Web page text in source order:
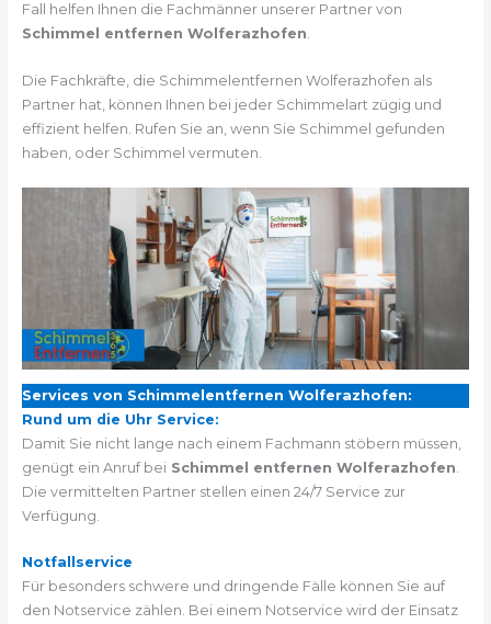
Fall helfen Ihnen die Fachmänner unserer Partner von
Schimmel entfernen Wolferazhofen.
Die Fachkräfte, die Schimmelentfernen Wolferazhofen als
Partner hat, können Ihnen bei jeder Schimmelart zügig und
effizient helfen. Rufen Sie an, wenn Sie Schimmel gefunden
haben, oder Schimmel vermuten.
Services von Schimmelentfernen Wolferazhofen:
Rund um die Uhr Service:
Damit Sie nicht lange nach einem Fachmann stöbern müssen,
genügt ein Anruf bei Schimmel entfernen Wolferazhofen
Die vermittelten Partner stellen einen 24/7 Service zur
Verfügung.
Notfallservice
Für besonders schwere und dringende Fälle können Sie auf
den Notservice zählen. Bei einem Notservice wird der Einsatz